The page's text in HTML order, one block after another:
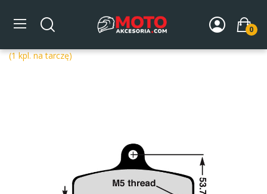
0
Strona główna DLA MOTOCYKLA
Układ hamulcowy
(1 kpl. na tarczę)